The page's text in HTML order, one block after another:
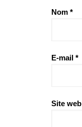
Nom *
E-mail *
Site web